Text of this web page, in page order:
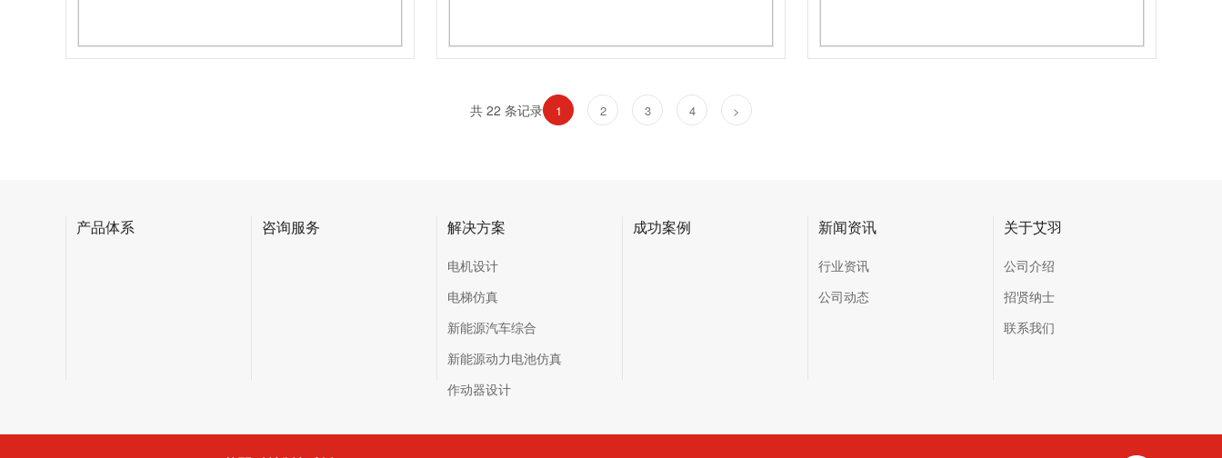
共 22 条记录 1 2 3 4 >
产品体系 咨询服务 解决方案
电机设计
电梯仿真
新能源汽车综合
新能源动力电池仿真
作动器设计
成功案例 新闻资讯
行业资讯
公司动态
关于艾羽
公司介绍
招贤纳士
联系我们